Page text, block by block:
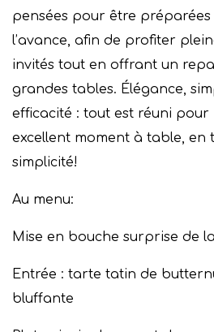
pensées pour être
l’avance, afin de profiter
invités tout en offrant un
grandes tables. Élégance,
efficacité : tout est réuni pour
excellent moment à table, en
simplicité!
Au menu:
Mise en bouche surprise de
Entrée : tarte tatin de
bluffante